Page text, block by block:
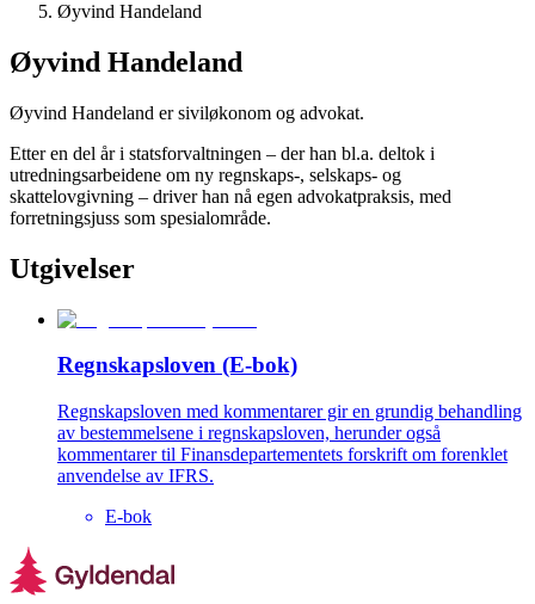
Øyvind Handeland
Øyvind Handeland
Øyvind Handeland er siviløkonom og advokat.
Etter en del år i statsforvaltningen – der han bl.a. deltok i
utredningsarbeidene om ny regnskaps-, selskaps- og
skattelovgivning – driver han nå egen advokatpraksis, med
forretningsjuss som spesialområde.
Utgivelser
Regnskapsloven (E-bok)
Regnskapsloven med kommentarer gir en grundig behandling
av bestemmelsene i regnskapsloven, herunder også
kommentarer til Finansdepartementets forskrift om forenklet
anvendelse av IFRS.
E-bok